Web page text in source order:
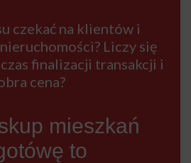
czekać na klientów i
Liczy się
finalizacji transakcji i
cena?
mieszkań
to